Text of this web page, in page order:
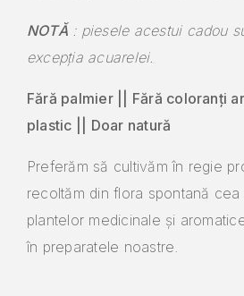
NOTĂ: piesele acestui cadou
excepția acuarelei.
Fără palmier || Fără coloranți
plastic || Doar natură
Preferăm să cultivăm în regie
recoltăm din flora spontană cea
plantelor medicinale și
în preparatele noastre.